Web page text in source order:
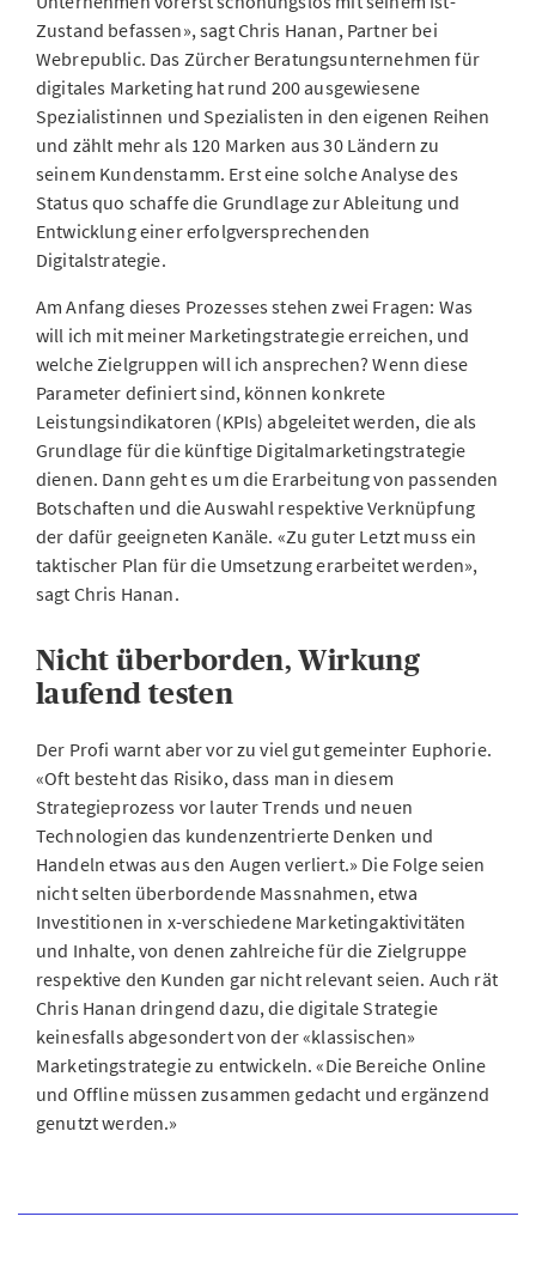
Zustand befassen», sagt Chris Hanan, Partner bei
Webrepublic. Das Zürcher Beratungsunternehmen für
digitales Marketing hat rund 200 ausgewiesene
Spezialistinnen und Spezialisten in den eigenen Reihen
und zählt mehr als 120 Marken aus 30 Ländern zu
seinem Kundenstamm. Erst eine solche Analyse des
Status quo schaffe die Grundlage zur Ableitung und
Entwicklung einer erfolgversprechenden
Digitalstrategie.
Am Anfang dieses Prozesses stehen zwei Fragen: Was
will ich mit meiner Marketingstrategie erreichen, und
welche Zielgruppen will ich ansprechen? Wenn diese
Parameter definiert sind, können konkrete
Leistungsindikatoren (KPIs) abgeleitet werden, die als
Grundlage für die künftige Digitalmarketingstrategie
dienen. Dann geht es um die Erarbeitung von passenden
Botschaften und die Auswahl respektive Verknüpfung
der dafür geeigneten Kanäle. «Zu guter Letzt muss ein
taktischer Plan für die Umsetzung erarbeitet werden»,
sagt Chris Hanan.
Nicht überborden, Wirkung
laufend testen
Der Profi warnt aber vor zu viel gut gemeinter Euphorie.
«Oft besteht das Risiko, dass man in diesem
Strategieprozess vor lauter Trends und neuen
Technologien das kundenzentrierte Denken und
Handeln etwas aus den Augen verliert.» Die Folge seien
nicht selten überbordende Massnahmen, etwa
Investitionen in x-verschiedene Marketingaktivitäten
und Inhalte, von denen zahlreiche für die Zielgruppe
respektive den Kunden gar nicht relevant seien. Auch rät
Chris Hanan dringend dazu, die digitale Strategie
keinesfalls abgesondert von der «klassischen»
Marketingstrategie zu entwickeln. «Die Bereiche Online
und Offline müssen zusammen gedacht und ergänzend
genutzt werden.»